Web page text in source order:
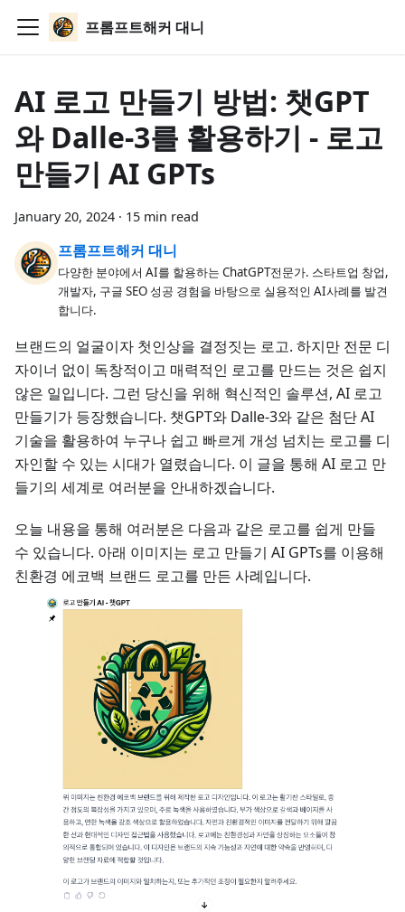
프롬프트해커 대니
AI 로고 만들기 방법: 챗GPT
와 Dalle-3를 활용하기 - 로고
만들기 AI GPTs
January 20, 2024 · 15 min read
프롬프트해커 대니
다양한 분야에서 AI를 할용하는 ChatGPT전문가. 스타트업 창업,
개발자, 구글 SEO 성공 경험을 바탕으로 실용적인 AI사례를 발견
합니다.
브랜드의 얼굴이자 첫인상을 결정짓는 로고. 하지만 전문 디
자이너 없이 독창적이고 매력적인 로고를 만드는 것은 쉽지
않은 일입니다. 그런 당신을 위해 혁신적인 솔루션, AI 로고
만들기가 등장했습니다. 챗GPT와 Dalle-3와 같은 첨단 AI
기술을 활용하여 누구나 쉽고 빠르게 개성 넘치는 로고를 디
자인할 수 있는 시대가 열렸습니다. 이 글을 통해 AI 로고 만
들기의 세계로 여러분을 안내하겠습니다.
오늘 내용을 통해 여러분은 다음과 같은 로고를 쉽게 만들
수 있습니다. 아래 이미지는 로고 만들기 AI GPTs를 이용해
친환경 에코백 브랜드 로고를 만든 사례입니다.